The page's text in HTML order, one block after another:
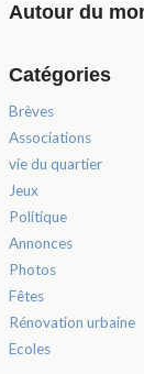
Autour du
Catégories
Brèves
Associations
vie du quartier
Jeux
Politique
Annonces
Photos
Fêtes
Rénovation urbaine
Ecoles